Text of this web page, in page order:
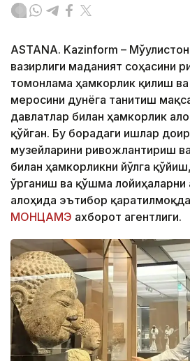
ASTANA. Kazinform –
вазирлиги маданият соҳасини
томонлама ҳамкорлик қилиш ва
меросини дунёга танитиш
давлатлар билан ҳамкорлик
қўйган. Бу борадаги ишлар
музейларини ривожлантириш
билан ҳамкорликни йўлга
ўрганиш ва қўшма
алоҳида эътибор
МОНЦАМЭ ахборот агентлиги.